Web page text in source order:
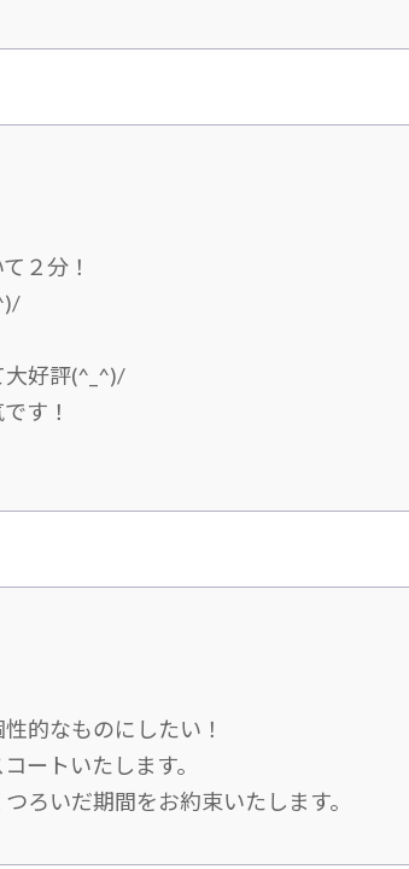
２分！
大好評(^_^)/
す！
的なものにしたい！
ートいたします。
ろいだ期間をお約束いたします。